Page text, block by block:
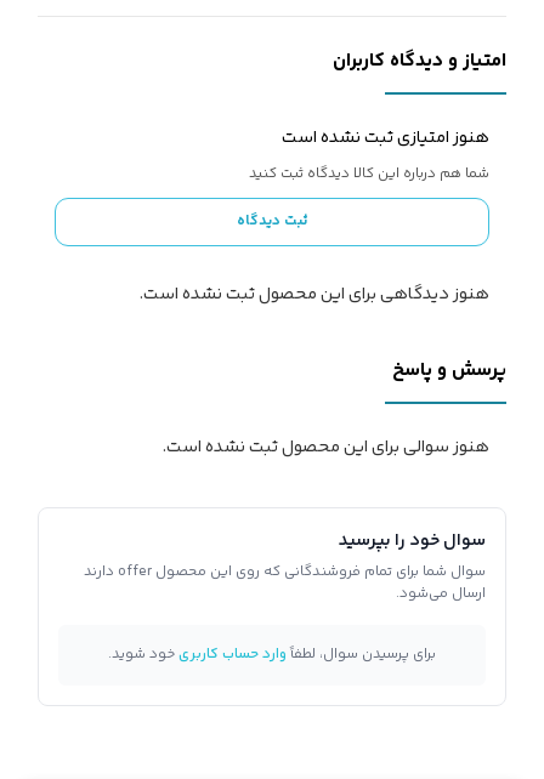
امتیاز و دیدگاه کاربران
هنوز امتیازی ثبت نشده است
شما هم درباره این کالا دیدگاه ثبت کنید
ثبت دیدگاه
هنوز دیدگاهی برای این محصول ثبت نشده است.
پرسش و پاسخ
هنوز سوالی برای این محصول ثبت نشده است.
سوال خود را بپرسید
سوال شما برای تمام فروشندگانی که روی این محصول offer دارند
ارسال می‌شود.
برای پرسیدن سوال، لطفاًوارد حساب کاربریخود شوید.